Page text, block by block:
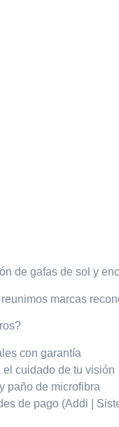
de gafas de sol y
reunimos marcas
con garantía
el cuidado de tu visión
y paño de microfibra
de pago (Addi |